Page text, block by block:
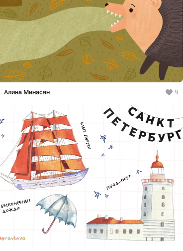
Алина Минасян 9